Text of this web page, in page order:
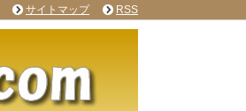
サイトマップ RSS